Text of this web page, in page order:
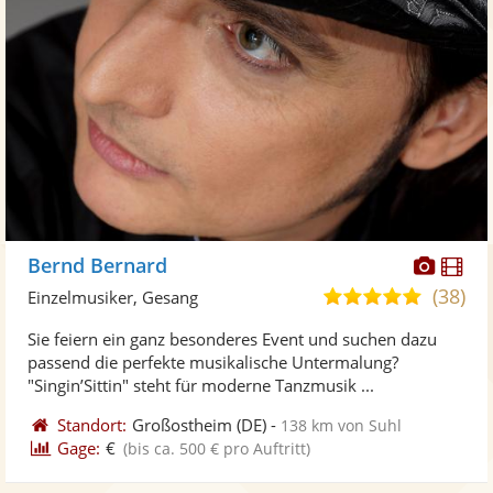
Bernd Bernard
4,9
5
(38)
Einzelmusiker, Gesang
Sie feiern ein ganz besonderes Event und suchen dazu
passend die perfekte musikalische Untermalung?
"Singin’Sittin" steht für moderne Tanzmusik ...
Standort: Großostheim (DE) - 138 km von Suhl
Gage: € (bis ca. 500 € pro Auftritt)